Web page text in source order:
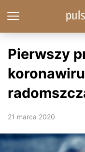
Pierwszy
21 marca 2020